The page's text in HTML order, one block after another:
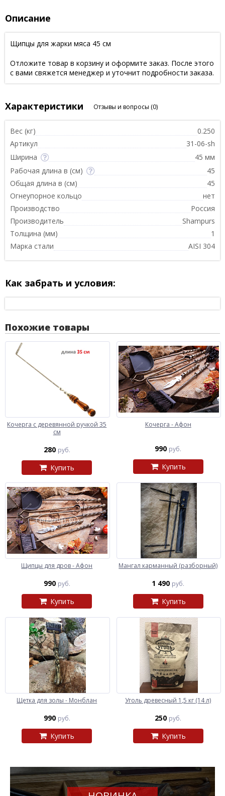
Описание
Щипцы для жарки мяса 45 см
Отложите товар в корзину и оформите заказ. После этого
с вами свяжется менеджер и уточнит подробности заказа.
Характеристики Отзывы и вопросы (0)
Вес (кг)
0.250
Артикул
31-06-sh
Ширина
45 мм
Рабочая длина в (см)
45
Общая длина в (см)
45
Огнеупорное кольцо
нет
Производство
Россия
Производитель
Shampurs
Толщина (мм)
1
Марка стали
AISI 304
Как забрать и условия:
Похожие товары
Кочерга с деревянной ручкой 35
см
280 руб.
Купить
Кочерга - Афон
990 руб.
Купить
Щипцы для дров - Афон
990 руб.
Купить
Мангал карманный (разборный)
1 490 руб.
Купить
Щетка для золы - Монблан
990 руб.
Купить
Уголь древесный 1,5 кг (14 л)
250 руб.
Купить